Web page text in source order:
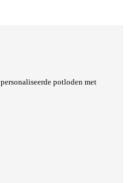
potloden met